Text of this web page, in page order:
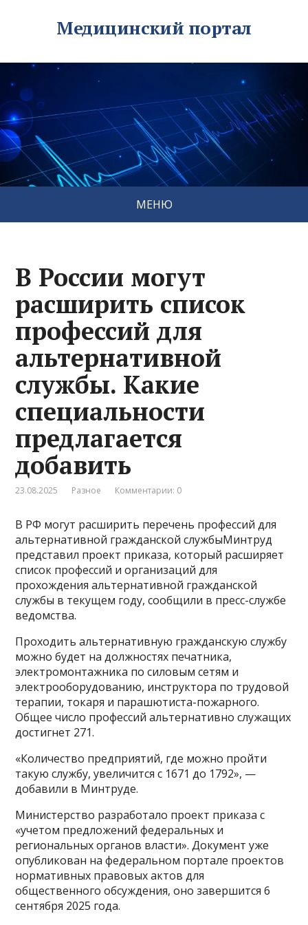
Медицинский портал
МЕНЮ
В России могут
расширить список
профессий для
альтернативной
службы. Какие
специальности
предлагается
добавить
23.08.2025 Разное Комментарии: 0
В РФ могут расширить перечень профессий для
альтернативной гражданской службыМинтруд
представил проект приказа, который расширяет
список профессий и организаций для
прохождения альтернативной гражданской
службы в текущем году, сообщили в пресс-службе
ведомства.
Проходить альтернативную гражданскую службу
можно будет на должностях печатника,
электромонтажника по силовым сетям и
электрооборудованию, инструктора по трудовой
терапии, токаря и парашютиста-пожарного.
Общее число профессий альтернативно служащих
достигнет 271.
«Количество предприятий, где можно пройти
такую службу, увеличится с 1671 до 1792», —
добавили в Минтруде.
Министерство разработало проект приказа с
«учетом предложений федеральных и
региональных органов власти». Документ уже
опубликован на федеральном портале проектов
нормативных правовых актов для
общественного обсуждения, оно завершится 6
сентября 2025 года.